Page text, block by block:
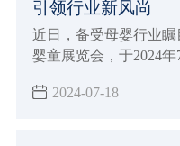
引领行业新风尚
近日，备受母婴行业
婴童展览会，于2024
的孕婴童生活用品品牌
2024-07-18